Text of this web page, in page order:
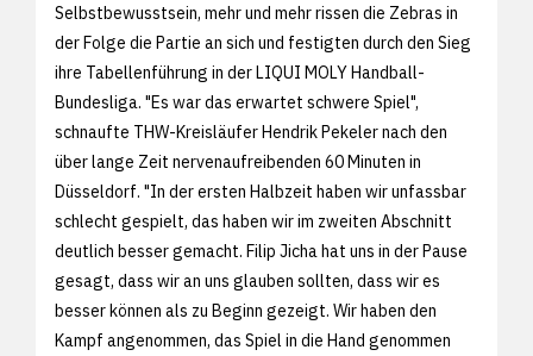
Selbstbewusstsein, mehr und mehr rissen die Zebras in
der Folge die Partie an sich und festigten durch den Sieg
ihre Tabellenführung in der LIQUI MOLY Handball-
Bundesliga. "Es war das erwartet schwere Spiel",
schnaufte THW-Kreisläufer Hendrik Pekeler nach den
über lange Zeit nervenaufreibenden 60 Minuten in
Düsseldorf. "In der ersten Halbzeit haben wir unfassbar
schlecht gespielt, das haben wir im zweiten Abschnitt
deutlich besser gemacht. Filip Jicha hat uns in der Pause
gesagt, dass wir an uns glauben sollten, dass wir es
besser können als zu Beginn gezeigt. Wir haben den
Kampf angenommen, das Spiel in die Hand genommen